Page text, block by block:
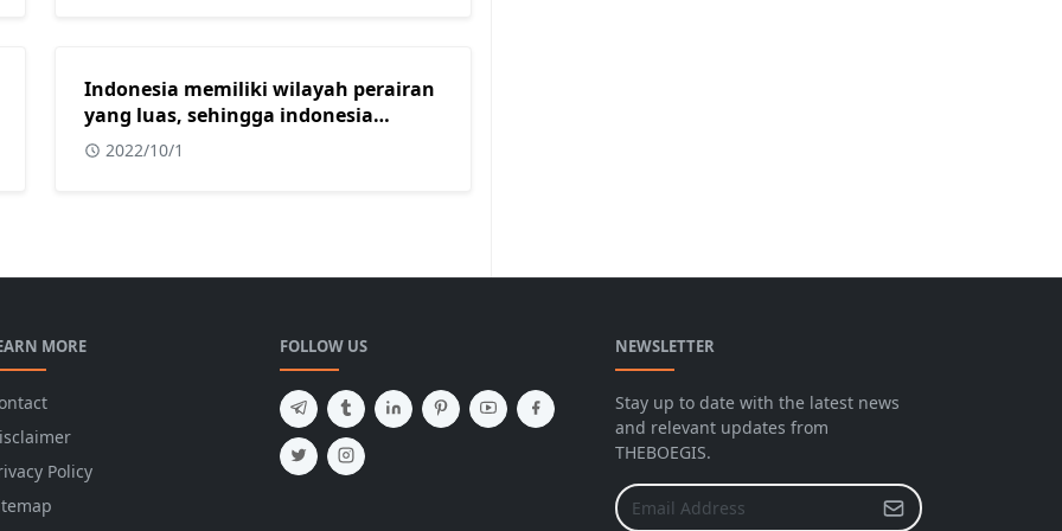
Indonesia memiliki wilayah perairan
yang luas, sehingga indonesia
mendapat julukan sebagai?
2022/10/1
MORE
Policy
FOLLOW US NEWSLETTER
Stay up to date with the latest news
and relevant updates from
THEBOEGIS.